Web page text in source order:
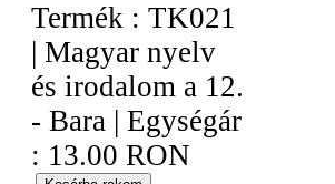
Termék : TK021
| Magyar nyelv
és irodalom a 12.
- Bara | Egységár
: 13.00 RON